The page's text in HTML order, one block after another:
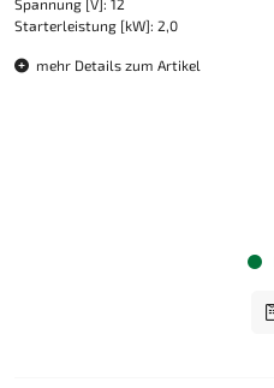
Spannung [V]: 12
Starterleistung [kW]: 2,0
mehr Details zum Artikel